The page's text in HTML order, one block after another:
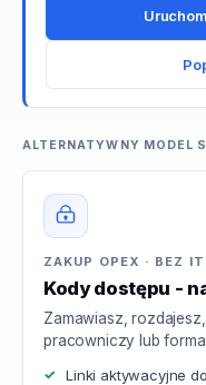
ALTERNATYWNY MODEL
ZAKUP OPEX · BEZ
Kody dostępu -
Zamawiasz,
pracowniczy lub
Linki aktywacyjne